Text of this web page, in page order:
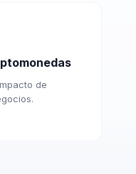
de